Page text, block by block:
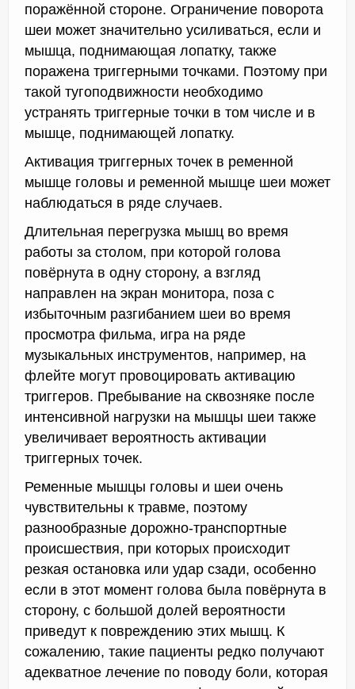
поражённой стороне. Ограничение поворота
шеи может значительно усиливаться, если и
мышца, поднимающая лопатку, также
поражена триггерными точками. Поэтому при
такой тугоподвижности необходимо
устранять триггерные точки в том числе и в
мышце, поднимающей лопатку.
Активация триггерных точек в ременной
мышце головы и ременной мышце шеи может
наблюдаться в ряде случаев.
Длительная перегрузка мышц во время
работы за столом, при которой голова
повёрнута в одну сторону, а взгляд
направлен на экран монитора, поза с
избыточным разгибанием шеи во время
просмотра фильма, игра на ряде
музыкальных инструментов, например, на
флейте могут провоцировать активацию
триггеров. Пребывание на сквозняке после
интенсивной нагрузки на мышцы шеи также
увеличивает вероятность активации
триггерных точек.
Ременные мышцы головы и шеи очень
чувствительны к травме, поэтому
разнообразные дорожно-транспортные
происшествия, при которых происходит
резкая остановка или удар сзади, особенно
если в этот момент голова была повёрнута в
сторону, с большой долей вероятности
приведут к повреждению этих мышц. К
сожалению, такие пациенты редко получают
адекватное лечение по поводу боли, которая